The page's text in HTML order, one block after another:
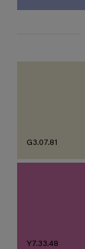
G3.07.81
Y7.33.48